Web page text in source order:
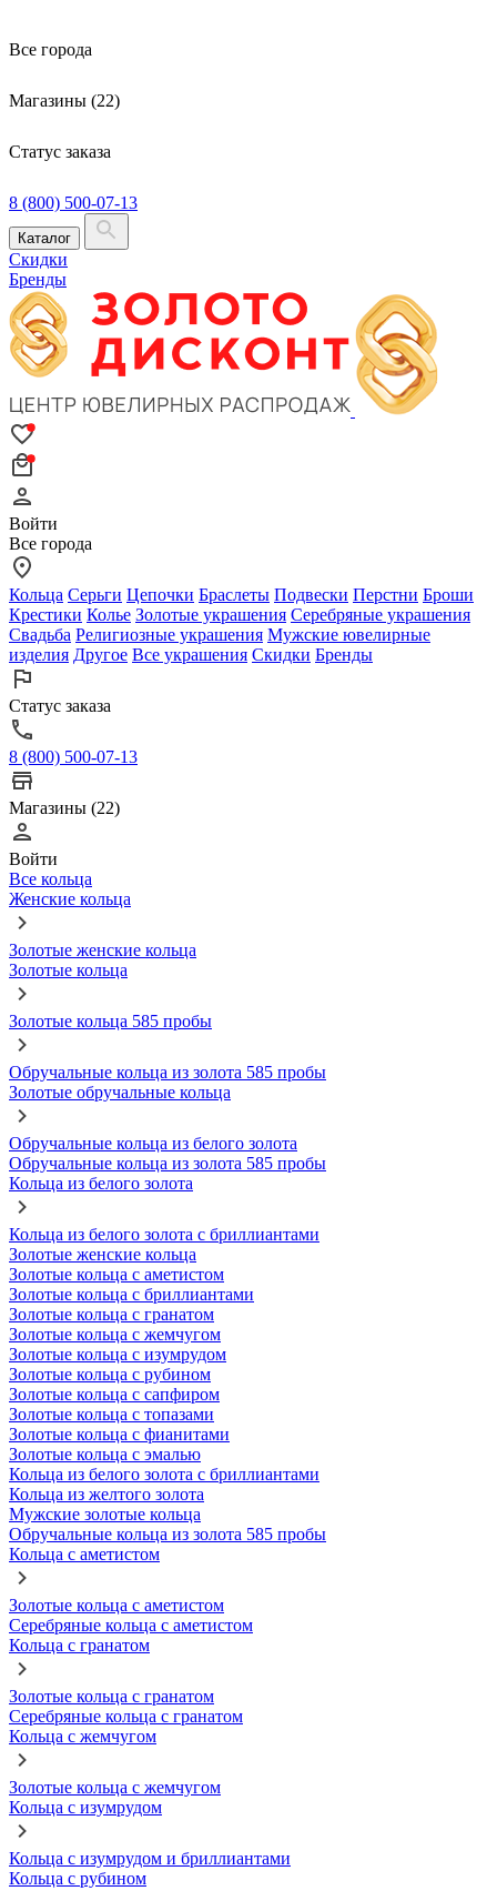
Все города
Магазины (22)
Статус заказа
8 (800) 500-07-13
Каталог
Скидки
Бренды
Войти
Все города
Кольца Серьги Цепочки Браслеты Подвески Перстни Броши
Крестики Колье Золотые украшения Серебряные украшения
Свадьба Религиозные украшения Мужские ювелирные
изделия Другое Все украшения Скидки Бренды
Статус заказа
8 (800) 500-07-13
Магазины (22)
Войти
Все кольца
Женские кольца
Золотые женские кольца
Золотые кольца
Золотые кольца 585 пробы
Обручальные кольца из золота 585 пробы
Золотые обручальные кольца
Обручальные кольца из белого золота
Обручальные кольца из золота 585 пробы
Кольца из белого золота
Кольца из белого золота с бриллиантами
Золотые женские кольца
Золотые кольца с аметистом
Золотые кольца с бриллиантами
Золотые кольца с гранатом
Золотые кольца с жемчугом
Золотые кольца с изумрудом
Золотые кольца с рубином
Золотые кольца с сапфиром
Золотые кольца с топазами
Золотые кольца с фианитами
Золотые кольца с эмалью
Кольца из белого золота с бриллиантами
Кольца из желтого золота
Мужские золотые кольца
Обручальные кольца из золота 585 пробы
Кольца с аметистом
Золотые кольца с аметистом
Серебряные кольца с аметистом
Кольца с гранатом
Золотые кольца с гранатом
Серебряные кольца с гранатом
Кольца с жемчугом
Золотые кольца с жемчугом
Кольца с изумрудом
Кольца с изумрудом и бриллиантами
Кольца с рубином